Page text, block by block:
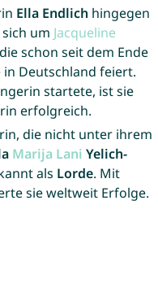
Ella Endlich hingegen
um Jacqueline
schon seit dem Ende
Deutschland feiert.
startete, ist sie
erfolgreich.
die nicht unter ihrem
Marija Lani Yelich-
als Lorde. Mit
sie weltweit Erfolge.